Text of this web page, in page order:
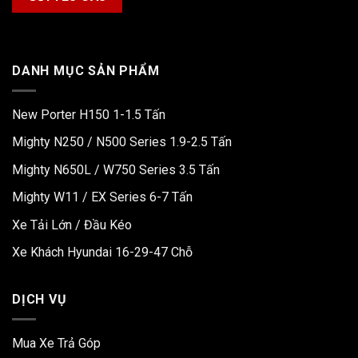
DANH MỤC SẢN PHẨM
New Porter H150 1-1.5 Tấn
Mighty N250 / N500 Series 1.9-2.5 Tấn
Mighty N650L / W750 Series 3.5 Tấn
Mighty W11 / EX Series 6-7 Tấn
Xe Tải Lớn / Đầu Kéo
Xe Khách Hyundai 16-29-47 Chỗ
DỊCH VỤ
Mua Xe Trả Góp